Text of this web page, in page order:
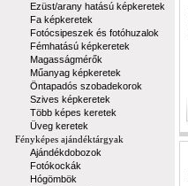
Ezüst/arany hatású képkeretek
Fa képkeretek
Fotócsipeszek és fotóhuzalok
Fémhatású képkeretek
Magasságmérők
Műanyag képkeretek
Öntapadós szobadekorok
Szives képkeretek
Több képes keretek
Üveg keretek
Fényképes ajándéktárgyak
Ajándékdobozok
Fotókockák
Hógömbök